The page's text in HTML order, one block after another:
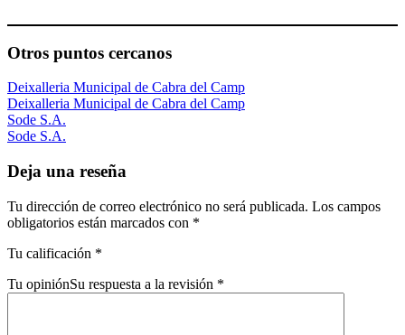
Otros puntos cercanos
Deixalleria Municipal de Cabra del Camp
Deixalleria Municipal de Cabra del Camp
Sode S.A.
Sode S.A.
Deja una reseña
Tu dirección de correo electrónico no será publicada. Los campos
obligatorios están marcados con *
Tu calificación *
Tu opiniónSu respuesta a la revisión *